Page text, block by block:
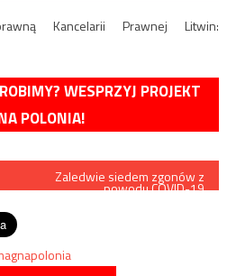
Kancelarii Prawnej Litwin:
WESPRZYJ PROJEKT
POLONIA!
Zaledwie siedem zgonów z
powodu COVID-19